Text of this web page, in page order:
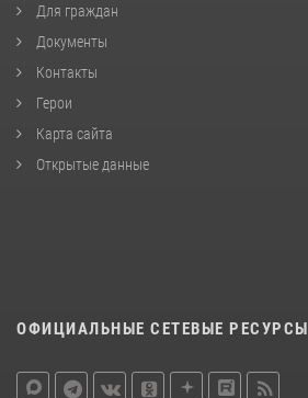
Для граждан
Документы
Контакты
Герои
Карта сайта
Открытые данные
ОФИЦИАЛЬНЫЕ СЕТЕВЫЕ РЕСУРСЫ